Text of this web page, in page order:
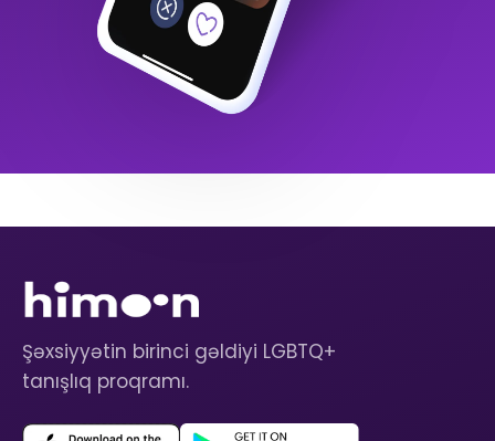
Şəxsiyyətin birinci gəldiyi LGBTQ+
tanışlıq proqramı.